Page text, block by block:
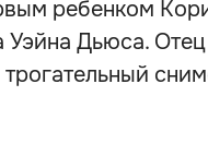
ребенком
Дьюса.